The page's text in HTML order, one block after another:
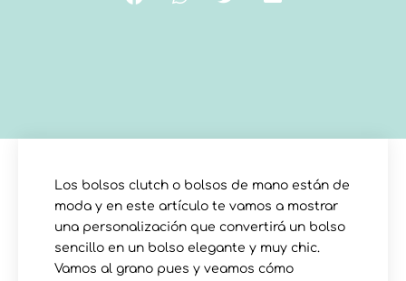
Los bolsos clutch o bolsos de mano están de
moda y en este artículo te vamos a mostrar
una personalización que convertirá un bolso
sencillo en un bolso elegante y muy chic.
Vamos al grano pues y veamos cómo